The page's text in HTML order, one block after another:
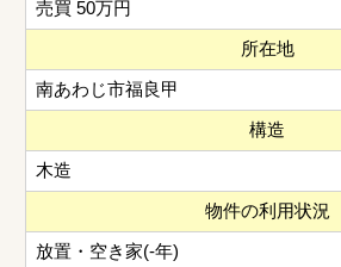
売買 50万円
所在地
南あわじ市福良甲
構造
木造
物件の利用状況
放置・空き家(‐年)